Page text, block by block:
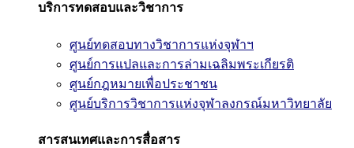
บริการทดสอบและวิชาการ
ศูนย์ทดสอบทางวิชาการแห่งจุฬาฯ
ศูนย์การแปลและการล่ามเฉลิมพระเกียรติ
ศูนย์กฎหมายเพื่อประชาชน
ศูนย์บริการวิชาการแห่งจุฬาลงกรณ์มหาวิทยาลัย
สารสนเทศและการสื่อสาร